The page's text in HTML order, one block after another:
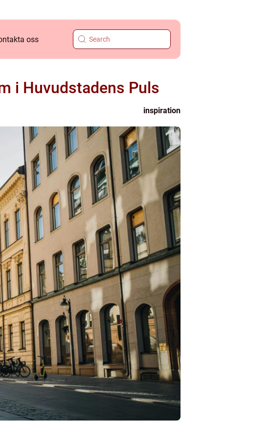
oss
i Huvudstadens Puls
inspiration